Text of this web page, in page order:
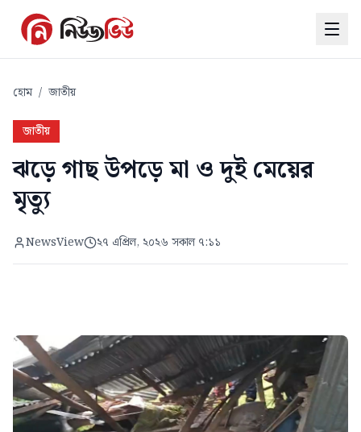
হোম / জাতীয়
জাতীয়
ঝড়ে গাছ উপড়ে মা ও দুই মেয়ের
মৃত্যু
NewsView ২৭ এপ্রিল, ২০২৬ সকাল ৭:১১